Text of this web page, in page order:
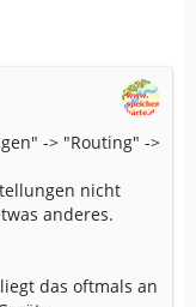
-> "Routing" ->
nicht
anderes.
das oftmals an